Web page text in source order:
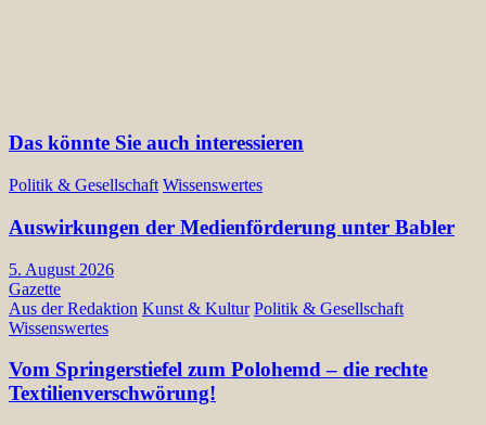
Das könnte Sie auch interessieren
Politik & Gesellschaft Wissenswertes
Auswirkungen der Medienförderung unter Babler
5. August 2026
Gazette
Aus der Redaktion Kunst & Kultur Politik & Gesellschaft
Wissenswertes
Vom Springerstiefel zum Polohemd – die rechte
Textilienverschwörung!